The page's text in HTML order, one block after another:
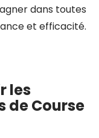
dans toutes
et efficacité.
les
de Course